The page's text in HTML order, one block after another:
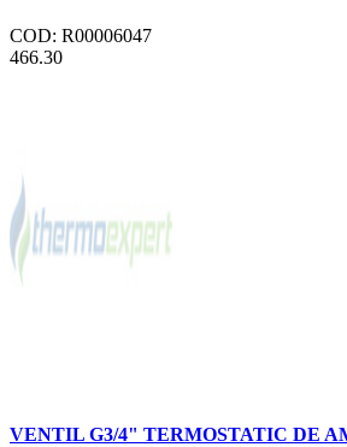
COD: R00006047
466.30
VENTIL G3/4" TERMOSTATIC DE